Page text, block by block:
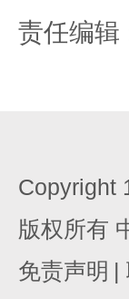
责任编辑
Copyright
版权所有
免责声明 |